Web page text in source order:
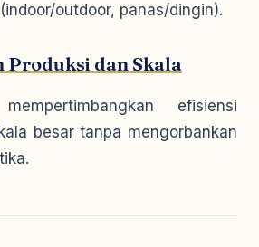
outdoor, panas/dingin).
Produksi dan Skala
efisiensi
besar tanpa mengorbankan